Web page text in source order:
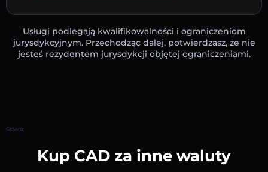
Usługi podlegają kwalifikowalności i ograniczeniom
jurysdykcyjnym. Przechodząc dalej, potwierdzasz, że nie
jesteś rezydentem jurysdykcji objętej ograniczeniami.
Główna
Kup CAD za inne waluty